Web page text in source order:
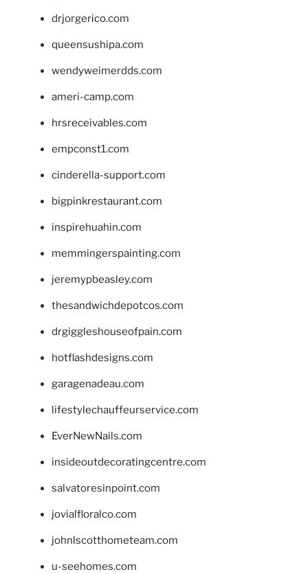
drjorgerico.com
queensushipa.com
wendyweimerdds.com
ameri-camp.com
hrsreceivables.com
empconst1.com
cinderella-support.com
bigpinkrestaurant.com
inspirehuahin.com
memmingerspainting.com
jeremypbeasley.com
thesandwichdepotcos.com
drgiggleshouseofpain.com
hotflashdesigns.com
garagenadeau.com
lifestylechauffeurservice.com
EverNewNails.com
insideoutdecoratingcentre.com
salvatoresinpoint.com
jovialfloralco.com
johnlscotthometeam.com
u-seehomes.com